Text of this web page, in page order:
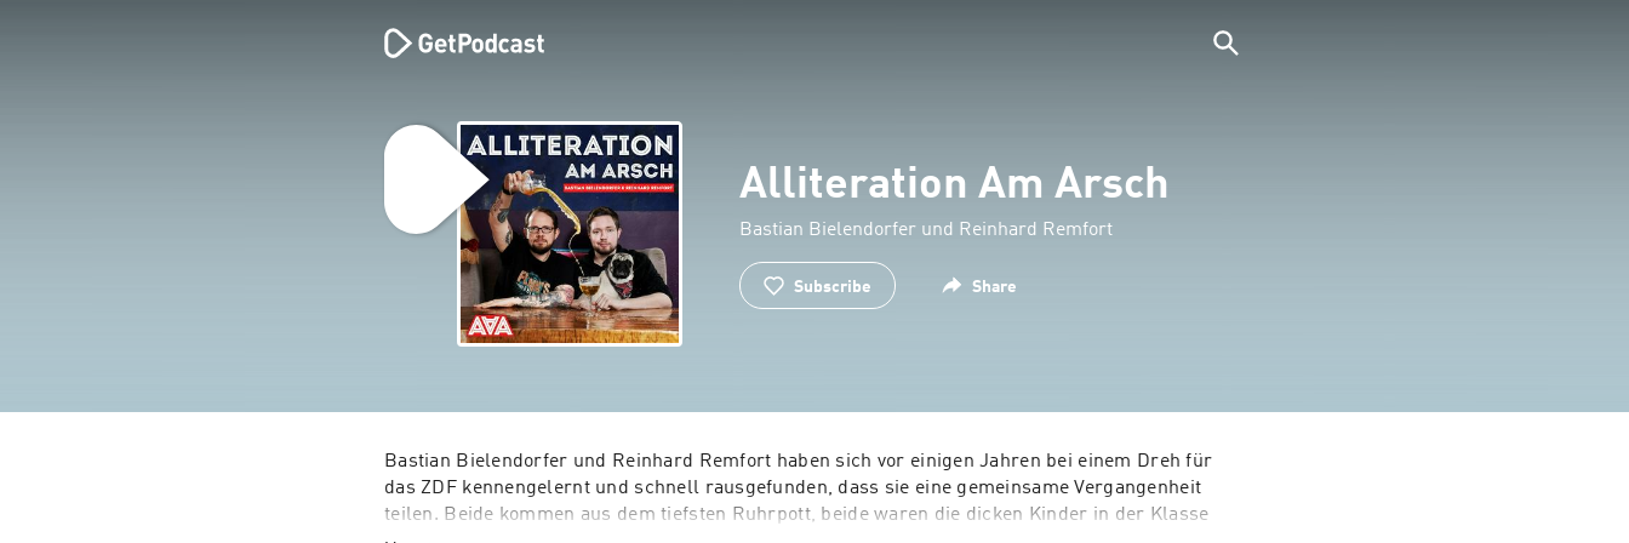
Alliteration Am Arsch
Bastian Bielendorfer und Reinhard Remfort
Subscribe Share
Bastian Bielendorfer und Reinhard Remfort haben sich vor einigen Jahren bei einem Dreh für
das ZDF kennengelernt und schnell rausgefunden, dass sie eine gemeinsame Vergangenheit
teilen. Beide kommen aus dem tiefsten Ruhrpott, beide waren die dicken Kinder in der Klasse